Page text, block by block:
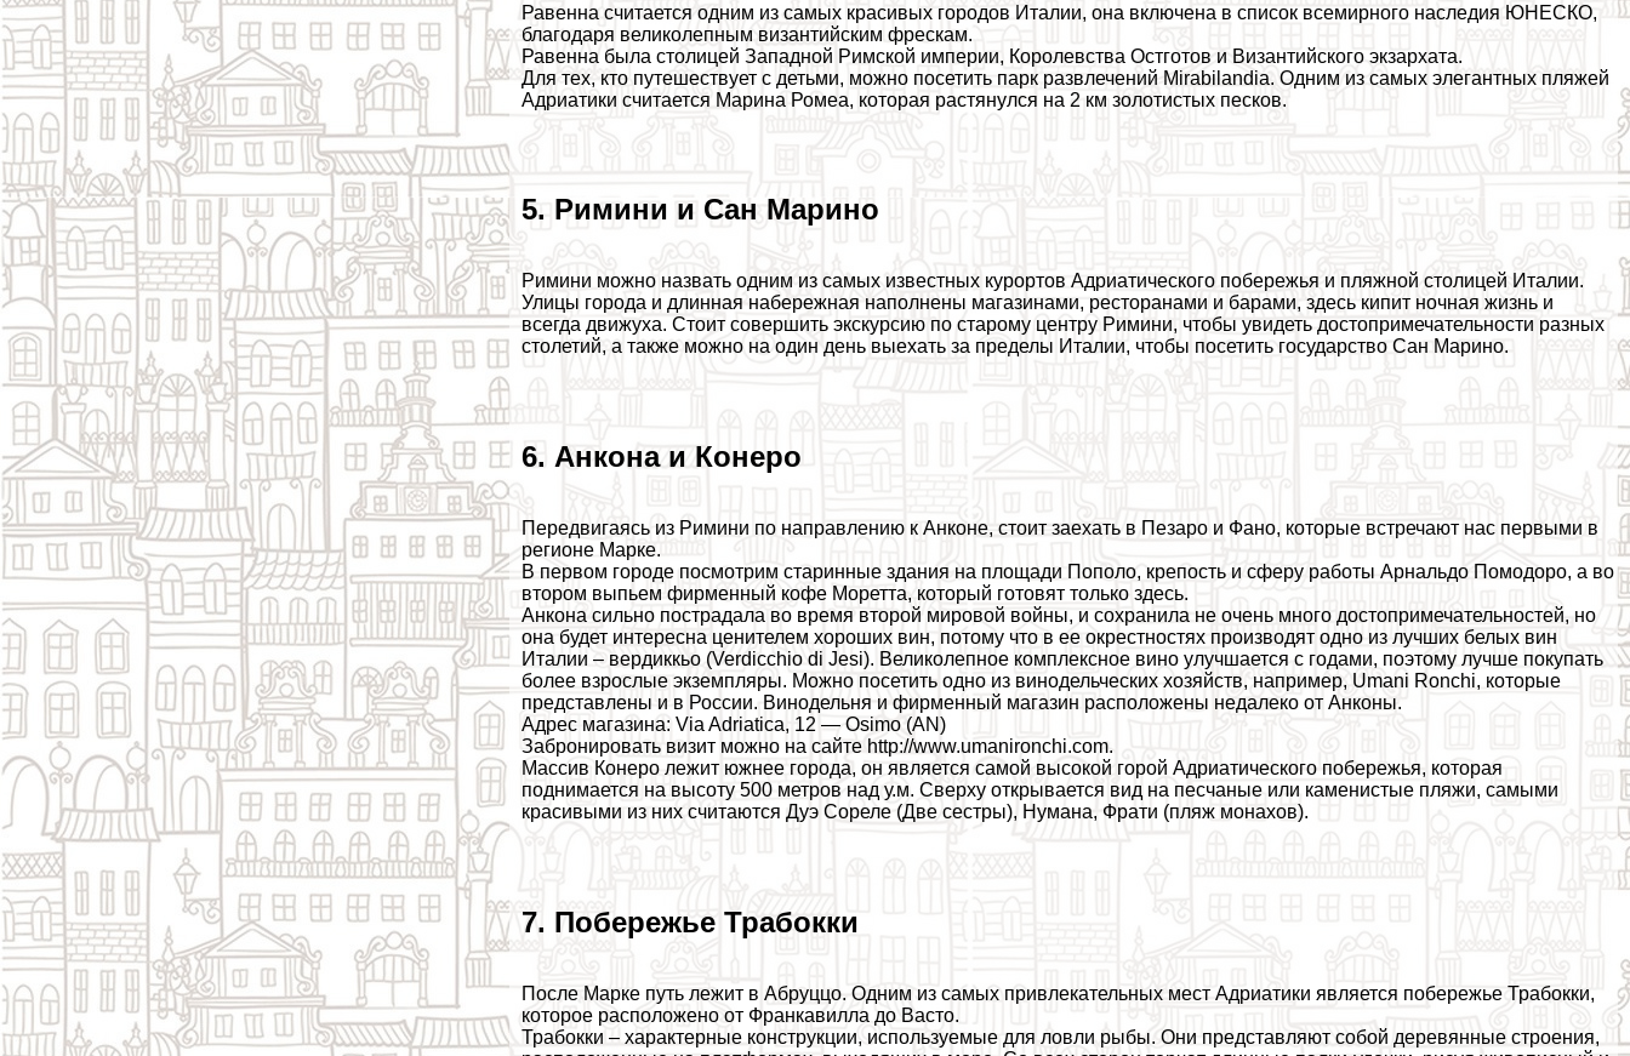
Равенна считается одним из самых красивых городов Италии, она включена в список всемирного наследия ЮНЕСКО,
благодаря великолепным византийским фрескам.
Равенна была столицей Западной Римской империи, Королевства Остготов и Византийского экзархата.
Для тех, кто путешествует с детьми, можно посетить парк развлечений Mirabilandia. Одним из самых элегантных пляжей
Адриатики считается Марина Ромеа, которая растянулся на 2 км золотистых песков.
5. Римини и Сан Марино
Римини можно назвать одним из самых известных курортов Адриатического побережья и пляжной столицей Италии.
Улицы города и длинная набережная наполнены магазинами, ресторанами и барами, здесь кипит ночная жизнь и
всегда движуха. Стоит совершить экскурсию по старому центру Римини, чтобы увидеть достопримечательности разных
столетий, а также можно на один день выехать за пределы Италии, чтобы посетить государство Сан Марино.
6. Анкона и Конеро
Передвигаясь из Римини по направлению к Анконе, стоит заехать в Пезаро и Фано, которые встречают нас первыми в
регионе Марке.
В первом городе посмотрим старинные здания на площади Пополо, крепость и сферу работы Арнальдо Помодоро, а во
втором выпьем фирменный кофе Моретта, который готовят только здесь.
Анкона сильно пострадала во время второй мировой войны, и сохранила не очень много достопримечательностей, но
она будет интересна ценителем хороших вин, потому что в ее окрестностях производят одно из лучших белых вин
Италии – вердиккьо (Verdicchio di Jesi). Великолепное комплексное вино улучшается с годами, поэтому лучше покупать
более взрослые экземпляры. Можно посетить одно из винодельческих хозяйств, например, Umani Ronchi, которые
представлены и в России. Винодельня и фирменный магазин расположены недалеко от Анконы.
Адрес магазина: Via Adriatica, 12 — Osimo (AN)
Забронировать визит можно на сайте http://www.umanironchi.com.
Массив Конеро лежит южнее города, он является самой высокой горой Адриатического побережья, которая
поднимается на высоту 500 метров над у.м. Сверху открывается вид на песчаные или каменистые пляжи, самыми
красивыми из них считаются Дуэ Сореле (Две сестры), Нумана, Фрати (пляж монахов).
7. Побережье Трабокки
После Марке путь лежит в Абруццо. Одним из самых привлекательных мест Адриатики является побережье Трабокки,
которое расположено от Франкавилла до Васто.
Трабокки – хаpaктерные конструкции, используемые для ловли рыбы. Они представляют собой деревянные строения,